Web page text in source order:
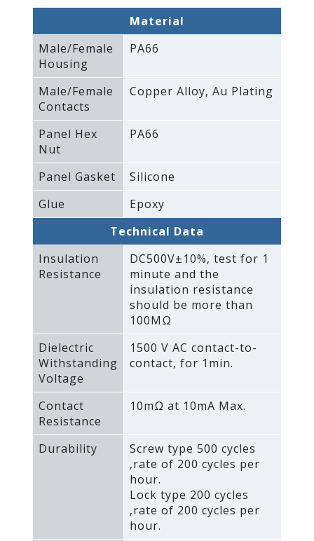
Material
Male/Female
Housing
PA66
Male/Female
Contacts
Copper Alloy‚ Au Plating
Panel Hex
Nut
PA66
Panel Gasket
Silicone
Glue
Epoxy
Technical Data
Insulation
Resistance
DC500V±10%‚ test for 1
minute and the
insulation resistance
should be more than
100MΩ
Dielectric
Withstanding
Voltage
1500 V AC contact-to-
contact‚ for 1min.
Contact
Resistance
10mΩ at 10mA Max.
Durability
Screw type 500 cycles
‚rate of 200 cycles per
hour.
Lock type 200 cycles
‚rate of 200 cycles per
hour.